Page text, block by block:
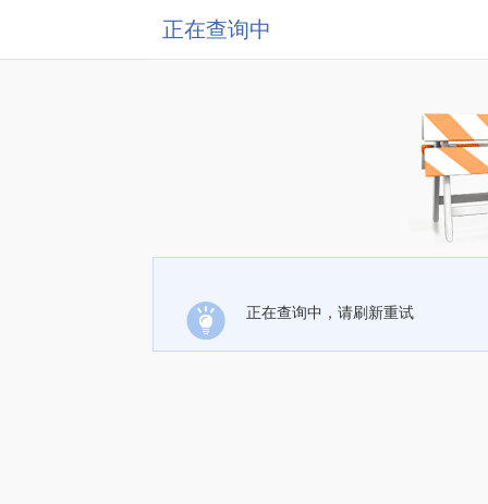
正在查询中
正在查询中，请刷新重试